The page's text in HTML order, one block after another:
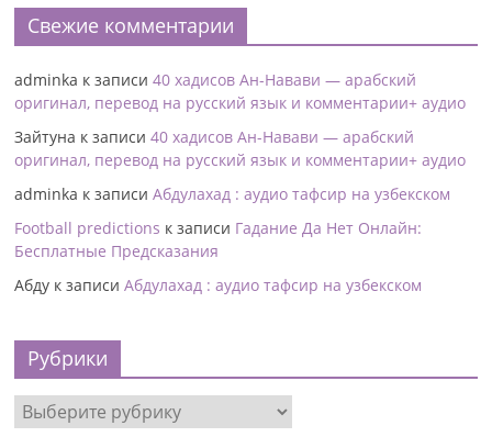
Свежие комментарии
adminka к записи40 хадисов Ан-Навави — арабский
оригинал, перевод на русский язык и комментарии+ аудио
Зайтуна к записи40 хадисов Ан-Навави — арабский
оригинал, перевод на русский язык и комментарии+ аудио
adminka к записиАбдулахад : аудио тафсир на узбекском
Football predictions к записи Гадание Да Нет Онлайн:
Бесплатные Предсказания
Абду к записиАбдулахад : аудио тафсир на узбекском
Рубрики